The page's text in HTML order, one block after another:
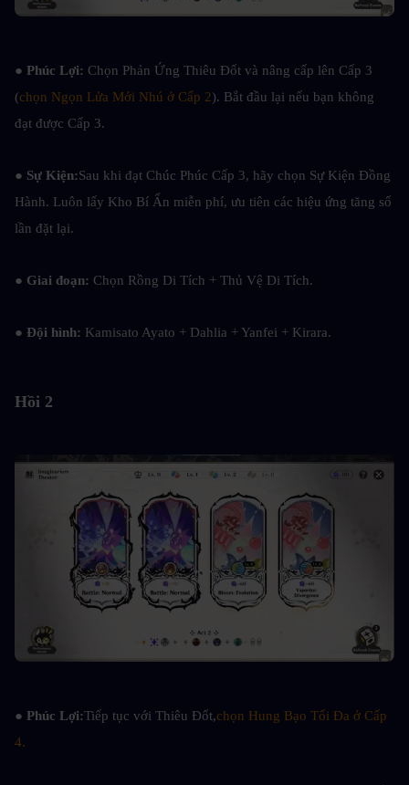
● Phúc Lợi: Chọn Phản Ứng Thiêu Đốt và nâng cấp lên Cấp 3
(chọn Ngọn Lửa Mới Nhú ở Cấp 2). Bắt đầu lại nếu bạn không
đạt được Cấp 3.
● Sự Kiện:Sau khi đạt Chúc Phúc Cấp 3, hãy chọn Sự Kiện Đồng
Hành. Luôn lấy Kho Bí Ẩn miễn phí, ưu tiên các hiệu ứng tăng số
lần đặt lại.
● Giai đoạn: Chọn Rồng Di Tích + Thủ Vệ Di Tích.
● Đội hình: Kamisato Ayato + Dahlia + Yanfei + Kirara.
Hồi 2
● Phúc Lợi:Tiếp tục với Thiêu Đốt,chọn Hung Bạo Tối Đa ở Cấp
4.